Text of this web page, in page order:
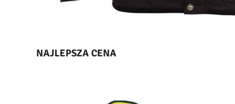
NAJLEPSZA CENA